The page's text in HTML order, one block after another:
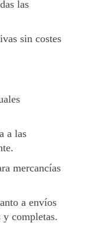
las
sin costes
a las
mercancías
a envíos
y completas.